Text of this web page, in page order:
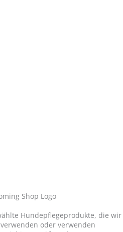
Hundepflegeprodukte, die wir
oder verwenden